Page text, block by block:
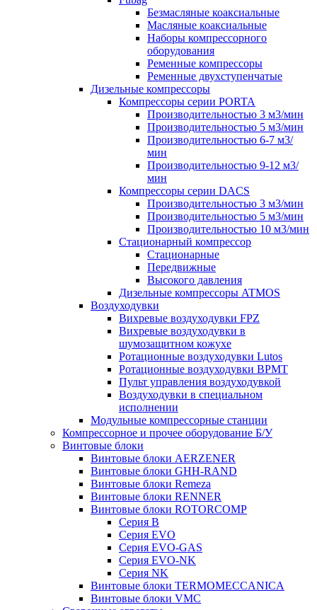
Безмасляные коаксиальные
Маcляные коаксиальные
Наборы компрессорного
оборудования
Ременные компрессоры
Ременные двухступенчатые
Дизельные компрессоры
Компрессоры серии PORTA
Производительностью 3 м3/мин
Производительностью 5 м3/мин
Производительностью 6-7 м3/
мин
Производительностью 9-12 м3/
мин
Компрессоры серии DACS
Производительностью 3 м3/мин
Производительностью 5 м3/мин
Производительностью 10 м3/мин
Стационарный компрессор
Стационарные
Передвижные
Высокого давления
Дизельные компрессоры ATMOS
Воздуходувки
Вихревые воздуходувки FPZ
Вихревые воздуходувки в
шумозащитном кожухе
Ротационные воздуходувки Lutos
Ротационные воздуходувки ВРМТ
Пульт управления воздуходувкой
Воздуходувки в специальном
исполнении
Модульные компрессорные станции
Компрессорное и прочее оборудование Б/У
Винтовые блоки
Винтовые блоки AERZENER
Винтовые блоки GHH-RAND
Винтовые блоки Remeza
Винтовые блоки RENNER
Винтовые блоки ROTORCOMP
Серия B
Серия EVO
Серия EVO-GAS
Серия EVO-NK
Серия NK
Винтовые блоки TERMOMECCANICA
Винтовые блоки VMC